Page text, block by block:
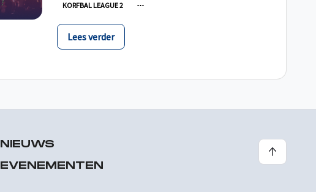
KORFBAL LEAGUE 2
Lees verder
NIEUWS
EVENEMENTEN